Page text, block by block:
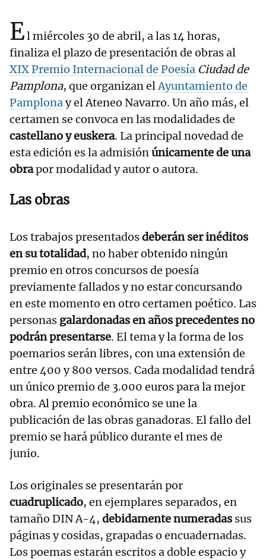
El miércoles 30 de abril, a las 14 horas,
finaliza el plazo de presentación de obras al
XIX Premio Internacional de Poesía Ciudad de
Pamplona, que organizan elAyuntamiento de
Pamplonay el Ateneo Navarro. Un año más, el
certamen se convoca en las modalidades de
castellano y euskera. La principal novedad de
esta edición es la admisiónúnicamente de una
obrapor modalidad y autor o autora.
Las obras
Los trabajos presentadosdeberán ser inéditos
en su totalidad, no haber obtenido ningún
premio en otros concursos de poesía
previamente fallados y no estar concursando
en este momento en otro certamen poético. Las
personas galardonadas en años precedentes no
podrán presentarse. El tema y la forma de los
poemarios serán libres, con una extensión de
entre 400 y 800 versos. Cada modalidad tendrá
un único premio de 3.000 euros para la mejor
obra. Al premio económico se une la
publicación de las obras ganadoras. El fallo del
premio se hará público durante el mes de
junio.
Los originales se presentarán por
cuadruplicado, en ejemplares separados, en
tamaño DIN A-4, debidamente numeradas sus
páginas y cosidas, grapadas o encuadernadas.
Los poemas estarán escritos a doble espacio y